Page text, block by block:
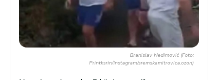
Branislav Nedimović (Foto:
Printksrin/Instagram/sremskamitrovica.ozon)